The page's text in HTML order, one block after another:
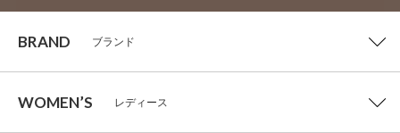
BRAND ブランド
WOMEN’S レディース